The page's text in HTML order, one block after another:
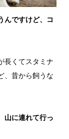
ですけど、コ
長くてスタミナ
、昔から飼うな
に連れて行っ